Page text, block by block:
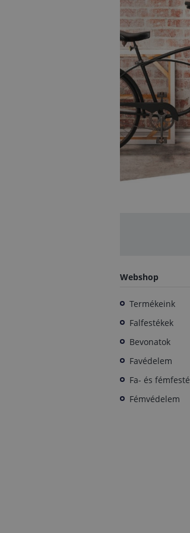
Webshop
Termékeink
Falfestékek
Bevonatok
Favédelem
Fa- és
Fémvédelem